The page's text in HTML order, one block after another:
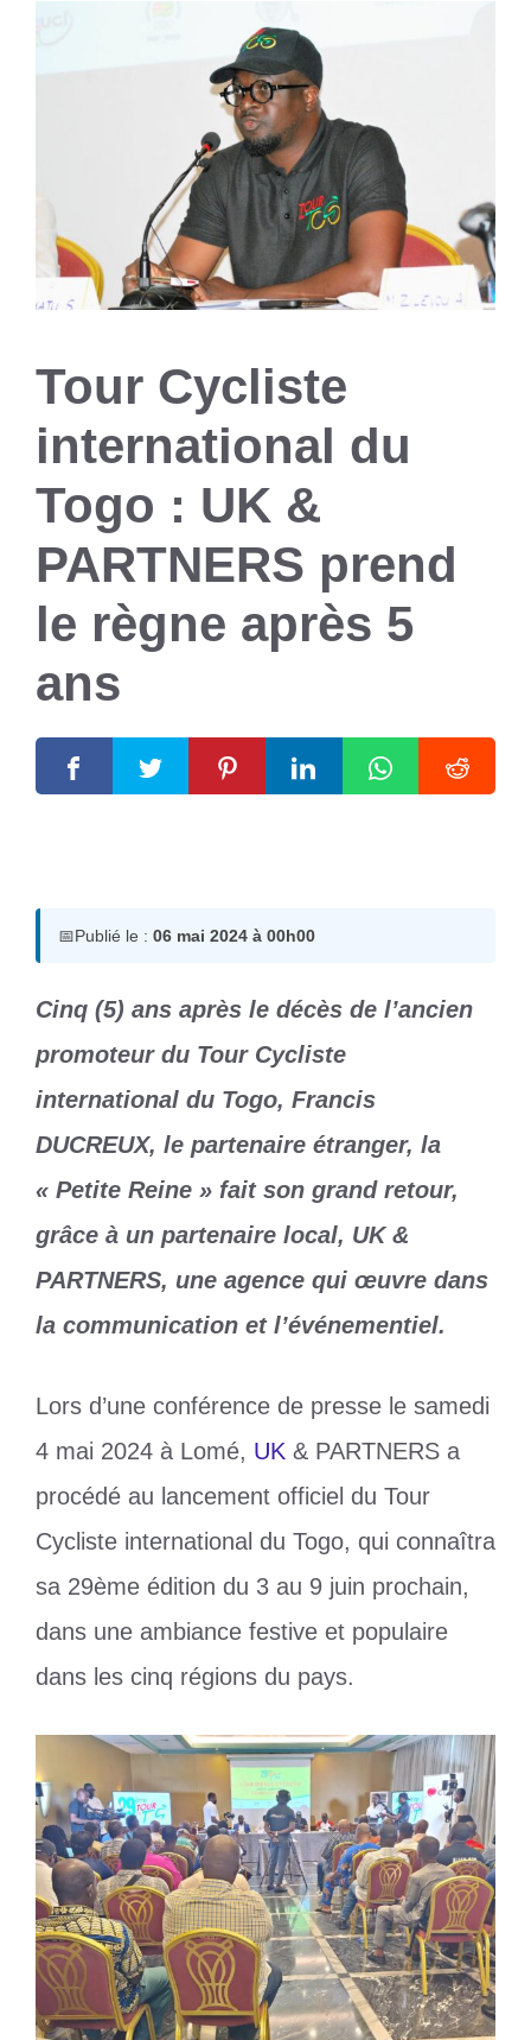
Tour Cycliste
international du
Togo : UK &
PARTNERS prend
le règne après 5
ans
📅Publié le : 06 mai 2024 à 00h00
Cinq (5) ans après le décès de l’ancien
promoteur du Tour Cycliste
international du Togo, Francis
DUCREUX, le partenaire étranger, la
« Petite Reine » fait son grand retour,
grâce à un partenaire local, UK &
PARTNERS, une agence qui œuvre dans
la communication et l’événementiel.
Lors d’une conférence de presse le samedi
4 mai 2024 à Lomé, UK & PARTNERS a
procédé au lancement officiel du Tour
Cycliste international du Togo, qui connaîtra
sa 29ème édition du 3 au 9 juin prochain,
dans une ambiance festive et populaire
dans les cinq régions du pays.